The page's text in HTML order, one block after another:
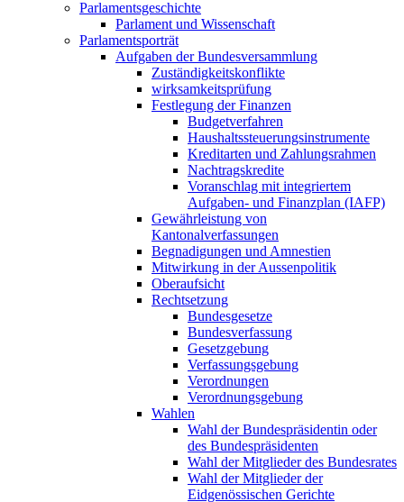
Parlamentsgeschichte
Parlament und Wissenschaft
Parlamentsporträt
Aufgaben der Bundesversammlung
Zuständigkeitskonflikte
wirksamkeitsprüfung
Festlegung der Finanzen
Budgetverfahren
Haushaltssteuerungsinstrumente
Kreditarten und Zahlungsrahmen
Nachtragskredite
Voranschlag mit integriertem
Aufgaben- und Finanzplan (IAFP)
Gewährleistung von
Kantonalverfassungen
Begnadigungen und Amnestien
Mitwirkung in der Aussenpolitik
Oberaufsicht
Rechtsetzung
Bundesgesetze
Bundesverfassung
Gesetzgebung
Verfassungsgebung
Verordnungen
Verordnungsgebung
Wahlen
Wahl der Bundespräsidentin oder
des Bundespräsidenten
Wahl der Mitglieder des Bundesrates
Wahl der Mitglieder der
Eidgenössischen Gerichte